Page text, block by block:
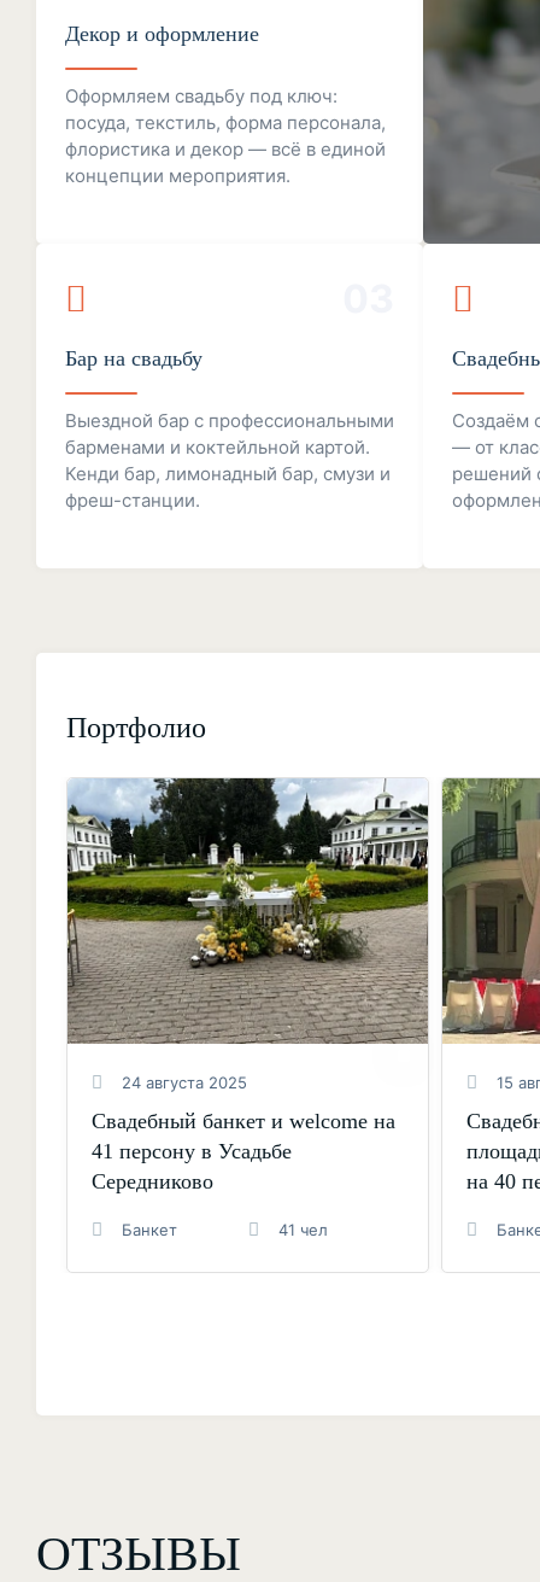
Декор и оформление
Оформляем свадьбу под ключ:
посуда, текстиль, форма персонала,
флористика и декор — всё в единой
концепции мероприятия.
Бар на свадьбу
Выездной бар с профессиональными
барменами и коктейльной картой.
Кенди бар, лимонадный бар, смузи и
фреш-станции.
Создаём
— от
решений
Портфолио
24 августа 2025
Свадебный банкет и welcome на
41 персону в Усадьбе
Середниково
Банкет 41 чел
15
на 40
ОТЗЫВЫ